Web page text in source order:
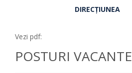
DIRECŢIUNEA
Vezi pdf:
POSTURI VACANTE